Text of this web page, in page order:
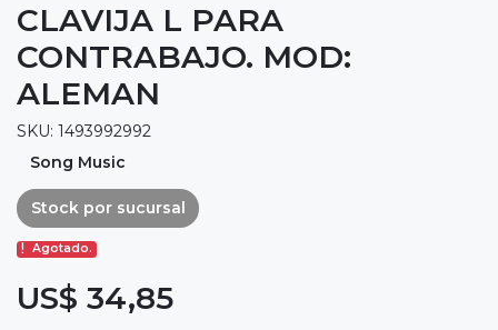
CLAVIJA L PARA
CONTRABAJO. MOD:
ALEMAN
SKU: 1493992992
Song Music
Stock por sucursal
Agotado.
US$ 34,85